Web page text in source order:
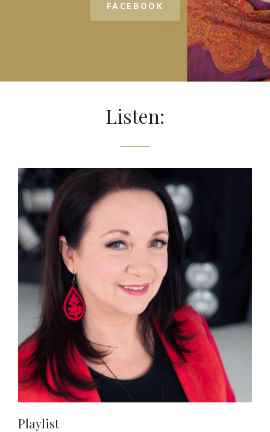
FACEBOOK UNESCO
ARTIST
FOR
PEACE
Listen:
Playlist